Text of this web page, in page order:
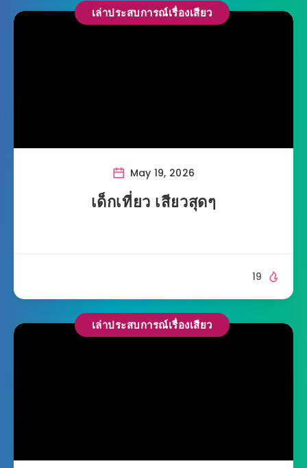
เล่าประสบการณ์เรื่องเสียว
May 19, 2026
เด็กเที่ยว เสียวสุดๆ
19
เล่าประสบการณ์เรื่องเสียว